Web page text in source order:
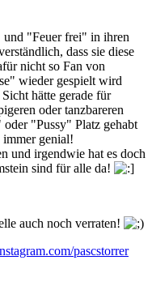
"Feuer frei" in ihren
dass sie diese
nicht so Fan von
wieder gespielt wird
hätte gerade für
oder tanzbareren
"Pussy" Platz gehabt
genial!
und irgendwie hat es doch
sind für alle da!
auch noch verraten!
pascstorrer